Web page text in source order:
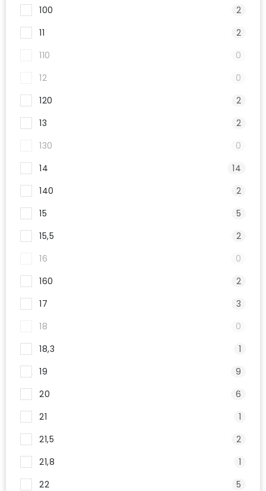
100
2
11
2
110
0
12
0
120
2
13
2
130
0
14
14
140
2
15
5
15,5
2
16
0
160
2
17
3
18
0
18,3
1
19
9
20
6
21
1
21,5
2
21,8
1
22
5